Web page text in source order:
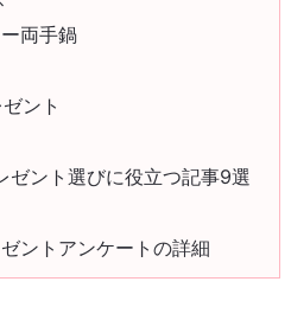
両手鍋
ント
ゼント選びに役立つ記事9選
ントアンケートの詳細